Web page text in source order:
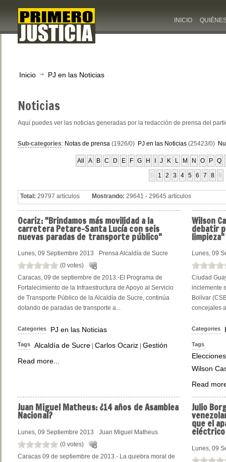
INICIO
Inicio PJ en las Noticias
Noticias
Aquí puedes ver las noticias generadas por la redacción de prensa del
Sub-categories: Notas de prensa (1926/0) PJ en las Noticias (25423/0)
All A B C D E F G H J K L M N O P Q
0 1 2 3 4 5 6 7 8 9
Total: 29797 artículos Mostrando: 29641 - 29645 artículos
Ocariz:"Brindamos más movilidad a la
carretera Petare-Santa Lucía con seis
nuevas paradas de transporte público"
Lunes, 09 Septiembre 2013
Prensa Alcaldía de Sucre
(0 votes)
Caracas, 09 de septiembre de 2013.-El Programa de
Fortalecimiento de la Infraestructura de Apoyo al Servicio
de Transporte Público de la Alcaldía de Sucre, continúa
dotando de paradas de transporte a...
Categories PJ en las Noticias
Tags Alcaldía de Sucre Carlos Ocariz Gestión
Read more...
Wilson
debatir
limpieza"
Lunes, 09
Ciudad
inclemente
Bolívar
concejales
Categories
Tags
Wilson
Read
Juan Miguel Matheus: ¿14 años de Asamblea
Nacional?
Lunes, 09 Septiembre 2013
Juan Miguel Matheus
(0 votes)
Caracas 09 de septiembre de 2013.- La quiebra moral de
Julio
que el
eléctrico
Lunes, 09